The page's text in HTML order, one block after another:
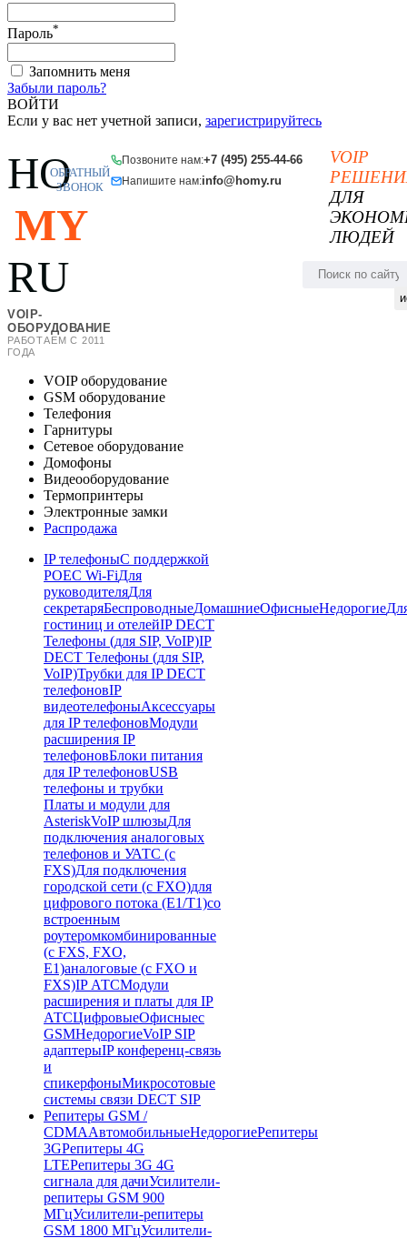
Пароль*
Запомнить меня
Забыли пароль?
ВОЙТИ
Если у вас нет учетной записи, зарегистрируйтесь
HO
MY
RU
VOIP-
ОБОРУДОВАНИЕ
РАБОТАЕМ С 2011
ГОДА
Позвоните нам:+7 (495) 255-44-66
Напишите нам:info@homy.ru
ОБРАТНЫЙ
ЗВОНОК
VOIP
ДЛЯ
ЛЮДЕЙ
VOIP оборудование
GSM оборудование
Телефония
Гарнитуры
Сетевое оборудование
Домофоны
Видеооборудование
Термопринтеры
Электронные замки
Распродажа
IP телефоныС поддержкой
POEC Wi-FiДля
руководителяДля
секретаряБеспроводныеДомашниеОфисныеНедорогие
гостиниц и отелейIP DECT
Телефоны (для SIP, VoIP)IP
DECT Телефоны (для SIP,
VoIP)Трубки для IP DECT
телефоновIP
видеотелефоныАксессуары
для IP телефоновМодули
расширения IP
телефоновБлоки питания
для IP телефоновUSB
телефоны и трубки
Платы и модули для
AsteriskVoIP шлюзыДля
подключения аналоговых
телефонов и УАТС (с
FXS)Для подключения
городской сети (с FXO)для
цифрового потока (E1/T1)со
встроенным
роутеромкомбинированные
(c FXS, FXO,
E1)аналоговые (с FXO и
FXS)IP АТСМодули
расширения и платы для IP
АТСЦифровыеОфисныес
GSMНедорогиеVoIP SIP
адаптерыIP конференц-связь
и
спикерфоныМикросотовые
системы связи DECT SIP
Репитеры GSM /
CDMAАвтомобильныеНедорогиеРепитеры
3GРепитеры 4G
LTEРепитеры 3G 4G
сигнала для дачиУсилители-
репитеры GSM 900
МГцУсилители-репитеры
GSM 1800 МГцУсилители-